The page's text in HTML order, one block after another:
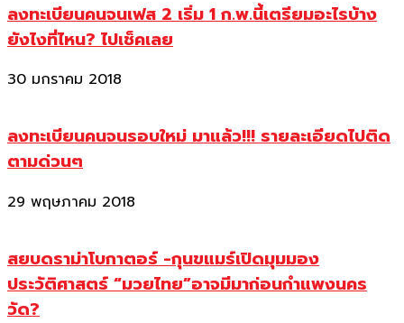
ลงทะเบียนคนจนเฟส 2 เริ่ม 1 ก.พ.นี้เตรียมอะไรบ้าง
ยังไงที่ไหน? ไปเช็คเลย
30 มกราคม 2018
ลงทะเบียนคนจนรอบใหม่ มาแล้ว!!! รายละเอียดไปติด
ตามด่วนๆ
29 พฤษภาคม 2018
สยบดราม่าโบกาตอร์ -กุนขแมร์เปิดมุมมอง
ประวัติศาสตร์ “มวยไทย”อาจมีมาก่อนกำแพงนคร
วัด?